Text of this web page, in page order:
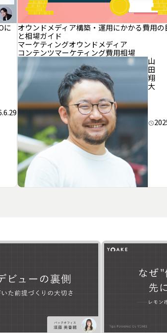
に
オウンドメディア構築・運用にかかる費用の
と相場ガイド
マーケティングオウンドメディア
コンテンツマーケティング費用相場
山
田
翔
大